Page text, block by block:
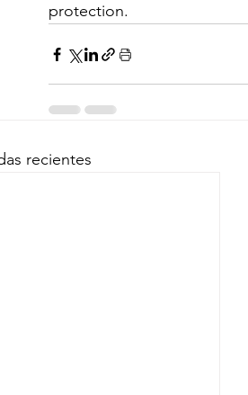
protection.
recientes